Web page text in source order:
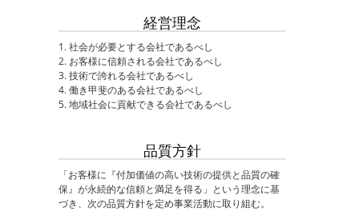
経営理念
1. 社会が必要とする会社であるべし
2. お客様に信頼される会社であるべし
3. 技術で誇れる会社であるべし
4. 働き甲斐のある会社であるべし
5. 地域社会に貢献できる会社であるべし
品質方針
「お客様に『付加価値の高い技術の提供と品質の確
保』が永続的な信頼と満足を得る」という理念に基
づき、次の品質方針を定め事業活動に取り組む。